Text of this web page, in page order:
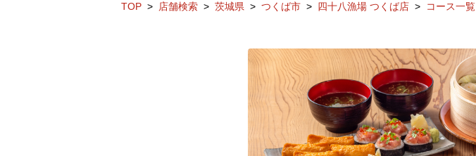
TOP 店舗検索 茨城県 つくば市 四十八漁場 つくば店 コース一覧